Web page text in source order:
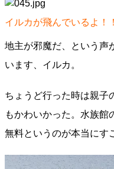
イルカが飛んでいるよ！
地主が邪魔だ、という声
います、イルカ。
ちょうど行った時は親子
もかわいかった。水族館
無料というのが本当にす